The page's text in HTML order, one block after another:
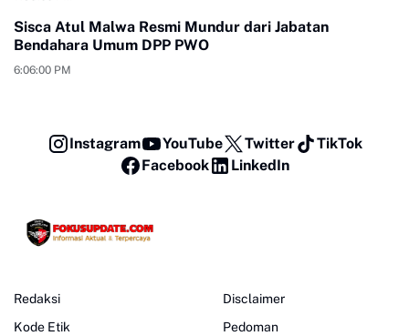
Sisca Atul Malwa Resmi Mundur dari Jabatan
Bendahara Umum DPP PWO
6:06:00 PM
Instagram YouTube Twitter
TikTok
Facebook
LinkedIn
Redaksi
Kode Etik
Disclaimer
Pedoman